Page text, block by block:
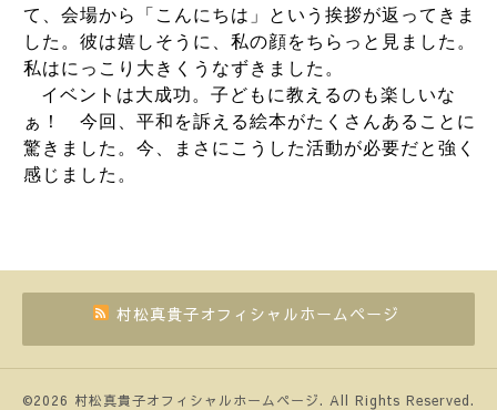
て、会場から「こんにちは」という挨拶が返ってきま
した。彼は嬉しそうに、私の顔をちらっと見ました。
私はにっこり大きくうなずきました。
イベントは大成功。子どもに教えるのも楽しいな
ぁ！ 今回、平和を訴える絵本がたくさんあることに
驚きました。今、まさにこうした活動が必要だと強く
感じました。
村松真貴子オフィシャルホームページ
©2026 村松真貴子オフィシャルホームページ. All Rights Reserved.